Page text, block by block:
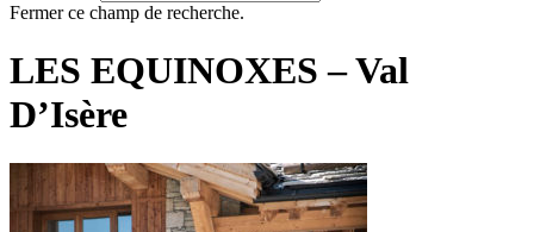
Fermer ce champ de recherche.
LES EQUINOXES – Val
D’Isère